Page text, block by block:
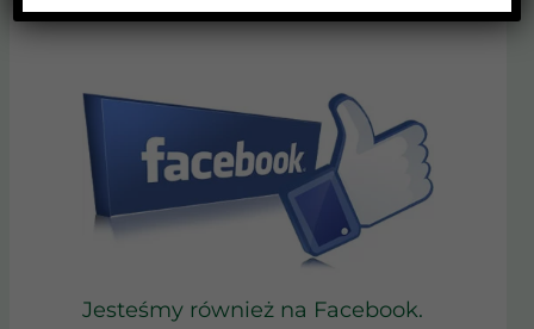
Jesteśmy również na Facebook.